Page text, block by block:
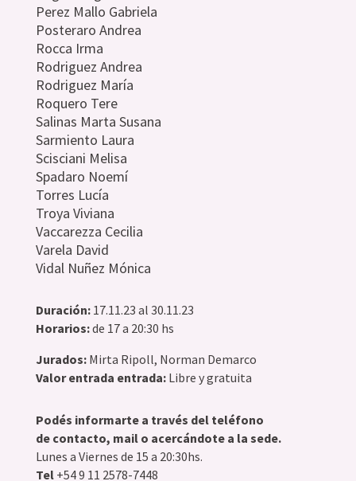
Perez Mallo Gabriela
Posteraro Andrea
Rocca Irma
Rodriguez Andrea
Rodriguez María
Roquero Tere
Salinas Marta Susana
Sarmiento Laura
Scisciani Melisa
Spadaro Noemí
Torres Lucía
Troya Viviana
Vaccarezza Cecilia
Varela David
Vidal Nuñez Mónica
Duración:17.11.23 al 30.11.23
Horarios:de 17 a 20:30 hs
Jurados: Mirta Ripoll, Norman Demarco
Valor entrada entrada:Libre y gratuita
Podés informarte a través del teléfono
de contacto, mail o acercándote a la sede.
Lunes a Viernes de 15 a 20:30hs.
Tel+54 9 11 2578-7448